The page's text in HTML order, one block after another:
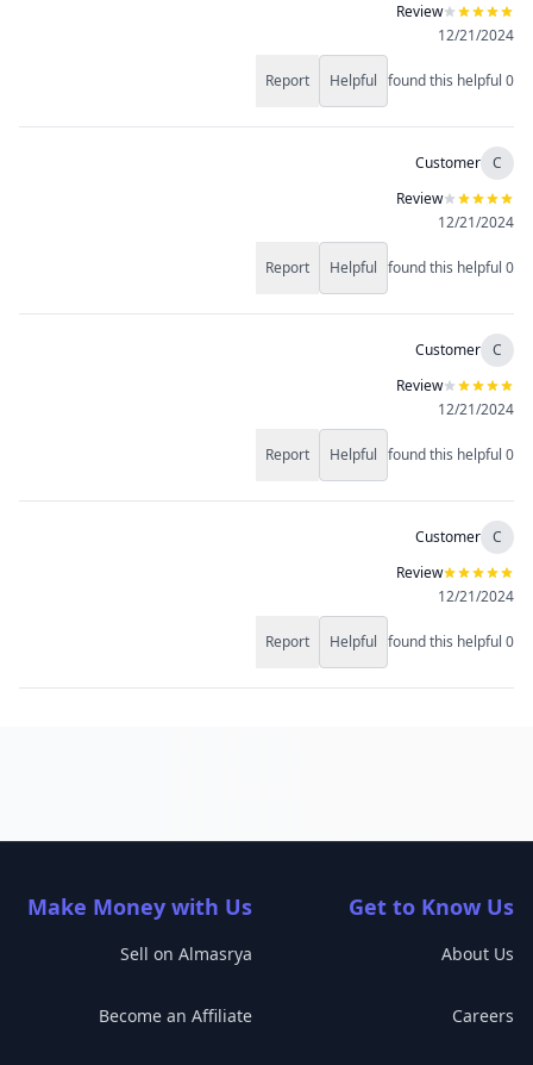
Review
12/21/2024
0
found this helpful
Helpful
Report
C
Customer
Review
12/21/2024
0
found this helpful
Helpful
Report
C
Customer
Review
12/21/2024
0
found this helpful
Helpful
Report
C
Customer
Review
12/21/2024
0
found this helpful
Helpful
Report
Get to Know Us
About Us
Careers
Make Money with Us
Sell on Almasrya
Become an Affiliate